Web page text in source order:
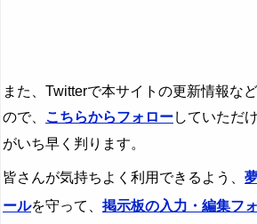
また、Twitterで本サイトの更新情報な
ので、 こちらからフォローしていただ
がいち早く判ります。
皆さんが気持ちよく利用できるよう、
ールを守って、 掲示板の入力・編集フ